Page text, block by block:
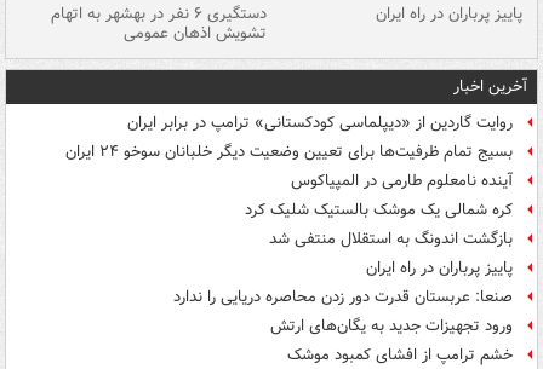
پاییز پرباران در راه ایران دستگیری ۶ نفر در بهشهر به اتهام
تشویش اذهان عمومی
آخرین اخبار
روایت گاردین از «دیپلماسی کودکستانی» ترامپ در برابر ایران
بسیج تمام ظرفیت‌ها برای تعیین وضعیت دیگر خلبانان سوخو ۲۴ ایران
آینده نامعلوم طارمی در المپیاکوس
کره شمالی یک موشک بالستیک شلیک کرد
بازگشت اندونگ به استقلال منتفی شد
پاییز پرباران در راه ایران
صنعا: عربستان قدرت دور زدن محاصره دریایی را ندارد
ورود تجهیزات جدید به یگان‌های ارتش
خشم ترامپ از افشای کمبود موشک